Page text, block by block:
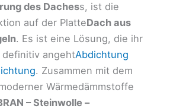
des Dachess, ist die
auf der PlatteDach aus
. Es ist eine Lösung, die ihr
definitiv angehtAbdichtung
. Zusammen mit dem
Wärmedämmstoffe
– Steinwolle –